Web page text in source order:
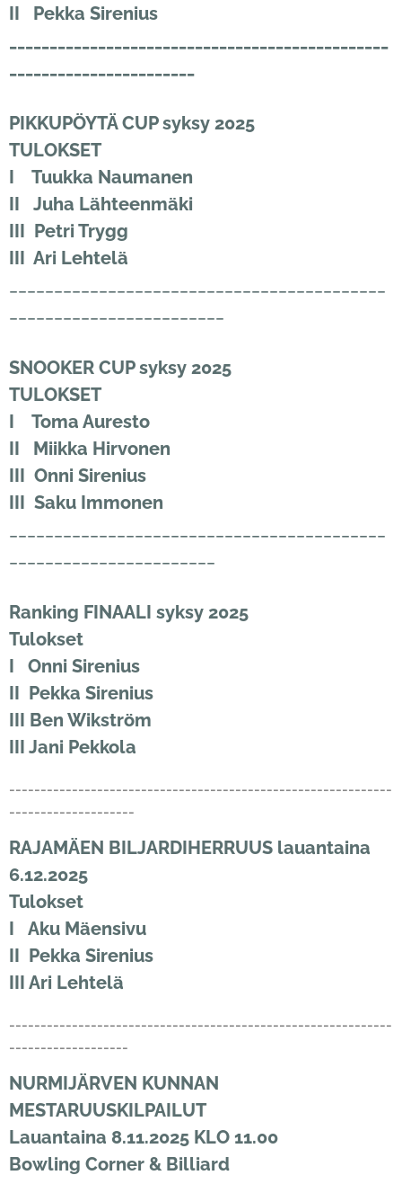
II Pekka Sirenius
PIKKUPÖYTÄ CUP syksy 2025
TULOKSET
I Tuukka Naumanen
II Juha Lähteenmäki
III Petri Trygg
III Ari Lehtelä
SNOOKER CUP syksy 2025
TULOKSET
I Toma Auresto
II Miikka Hirvonen
III Onni Sirenius
III Saku Immonen
Ranking FINAALI syksy 2025
Tulokset
I Onni Sirenius
II Pekka Sirenius
III Ben Wikström
III Jani Pekkola
-------------------------------------------------------------
--------------------
RAJAMÄEN BILJARDIHERRUUS lauantaina
6.12.2025
Tulokset
I Aku Mäensivu
II Pekka Sirenius
III Ari Lehtelä
-------------------------------------------------------------
-------------------
NURMIJÄRVEN KUNNAN
MESTARUUSKILPAILUT
Lauantaina 8.11.2025 KLO 11.00
Bowling Corner & Billiard